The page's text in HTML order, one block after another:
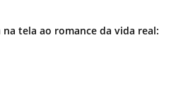
na tela ao romance da vida real: